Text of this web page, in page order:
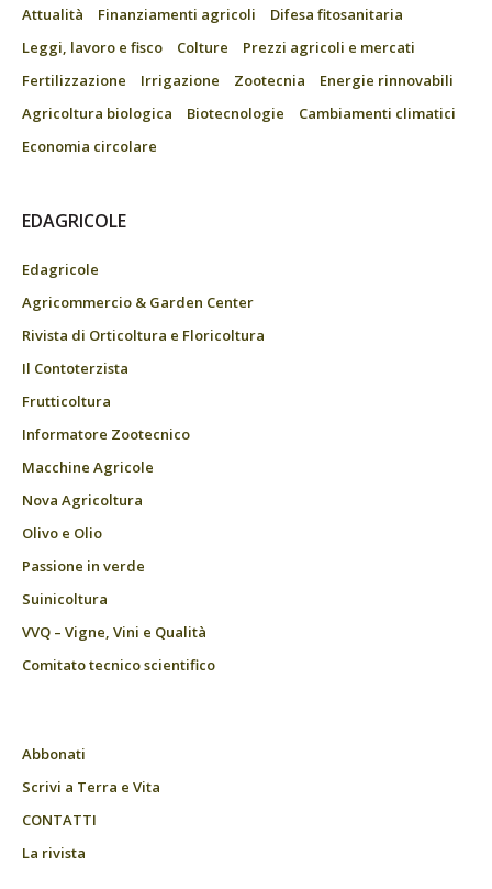
Attualità Finanziamenti agricoli
Difesa fitosanitaria
Leggi, lavoro e fisco
Colture
Prezzi agricoli e mercati
Fertilizzazione
Irrigazione Zootecnia
Energie rinnovabili
Agricoltura biologica
Biotecnologie
Cambiamenti climatici
Economia circolare
EDAGRICOLE
Edagricole
Agricommercio & Garden Center
Rivista di Orticoltura e Floricoltura
Il Contoterzista
Frutticoltura
Informatore Zootecnico
Macchine Agricole
Nova Agricoltura
Olivo e Olio
Passione in verde
Suinicoltura
VVQ – Vigne, Vini e Qualità
Comitato tecnico scientifico
Abbonati
Scrivi a Terra e Vita
CONTATTI
La rivista